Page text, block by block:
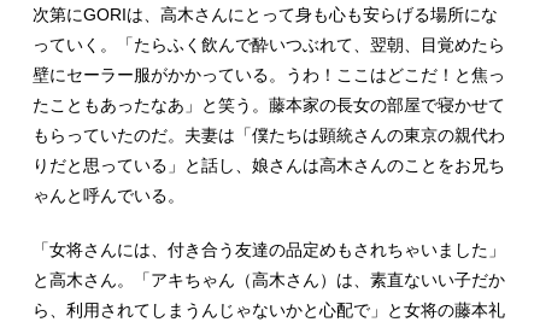
次第にGORIは、高木さんにとって身も心も安らげる場所にな
っていく。「たらふく飲んで酔いつぶれて、翌朝、目覚めたら
壁にセーラー服がかかっている。うわ！ここはどこだ！と焦っ
たこともあったなあ」と笑う。藤本家の長女の部屋で寝かせて
もらっていたのだ。夫妻は「僕たちは顕統さんの東京の親代わ
りだと思っている」と話し、娘さんは高木さんのことをお兄ち
ゃんと呼んでいる。
「女将さんには、付き合う友達の品定めもされちゃいました」
と高木さん。「アキちゃん（高木さん）は、素直ないい子だか
ら、利用されてしまうんじゃないかと心配で」と女将の藤本礼